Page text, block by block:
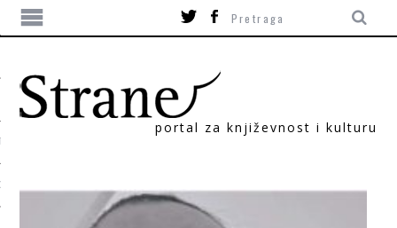
portal za književnost i kulturu